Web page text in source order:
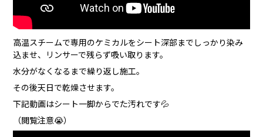
高温スチームで専用のケミカルをシート深部までしっかり染み
込ませ、リンサーで残らず吸い取ります。
水分がなくなるまで繰り返し施工。
その後天日で乾燥させます。
下記動画はシート一脚からでた汚れです💦
（閲覧注意😭）